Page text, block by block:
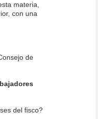
materia,
con una
de
del fisco?